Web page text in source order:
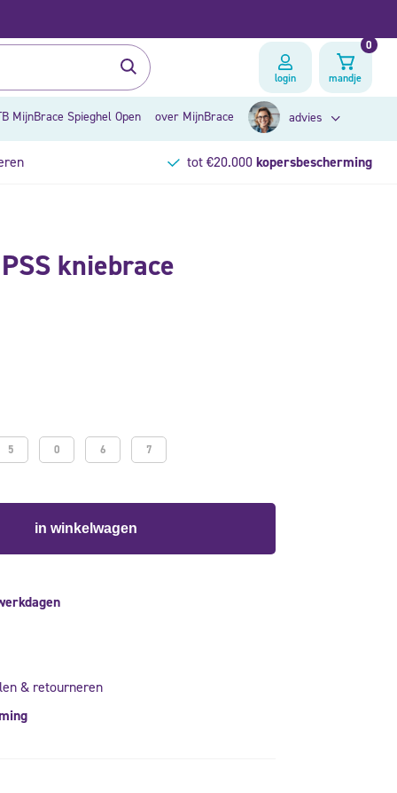
login mandje
0
MijnBrace Spieghel Open over MijnBrace advies
tot €20.000kopersbescherming
kniebrace
5 0 6 7
in winkelwagen
& retourneren